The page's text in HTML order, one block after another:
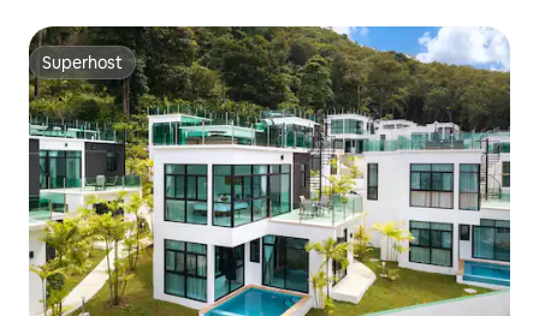
Superhost
Superhost